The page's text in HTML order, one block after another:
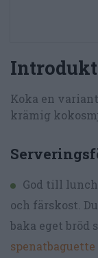
Koka en
krämig
God till
och färskost.
baka eget bröd
spenatbaguette